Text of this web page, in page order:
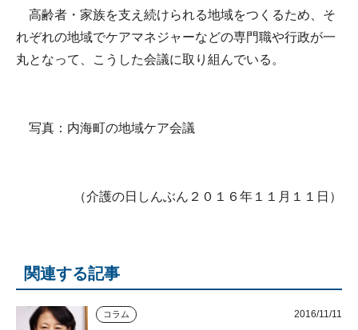
高齢者・家族を支え続けられる地域をつくるため、そ
れぞれの地域でケアマネジャーなどの専門職や行政が一
丸となって、こうした会議に取り組んでいる。
写真：内海町の地域ケア会議
（介護の日しんぶん２０１６年１１月１１日）
関連する記事
コラム 2016/11/11